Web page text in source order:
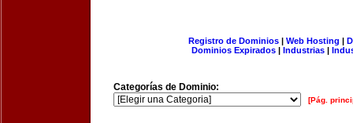
Registro de Dominios| Web Hosting |
Dominios Expirados | Industrias |
Categorías de Dominio:
[Pág.